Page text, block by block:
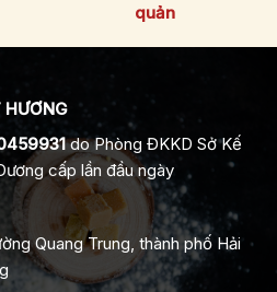
quản
HƯƠNG
do Phòng ĐKKD Sở Kế
cấp lần đầu ngày
Quang Trung, thành phố Hải